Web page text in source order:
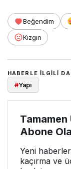
Beğendim
Kızgın
HABERLE ILGILI
#Yapı
Abone
Yeni
kaçırma ve